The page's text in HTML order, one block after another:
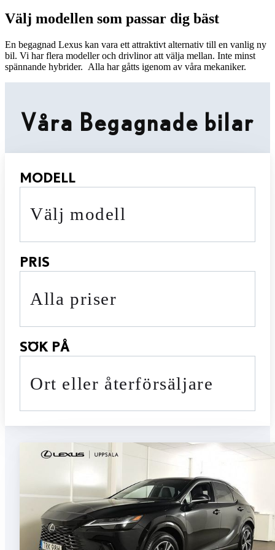
Välj modellen som passar dig bäst
En begagnad Lexus kan vara ett attraktivt alternativ till en vanlig ny
bil. Vi har flera modeller och drivlinor att välja mellan. Inte minst
spännande hybrider. Alla har gåtts igenom av våra mekaniker.
Våra Begagnade bilar
MODELL
Välj modell
PRIS
Alla priser
SÖK PÅ
Ort eller återförsäljare